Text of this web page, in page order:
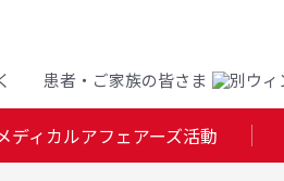
ディカルアフェアーズ活動
患者・ご家族の皆さま